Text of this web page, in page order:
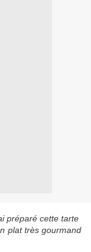
préparé cette tarte
plat très gourmand